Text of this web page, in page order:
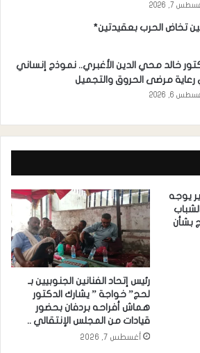
7, 2026
حين تخاض الحرب بعقيدتين*
خالد محي الدين الأغبري.. نموذج إنساني
مرضى الحروق والتجميل
6, 2026
يوجه
بشأن
رئيس إتحاد الفنانين الجنوبيين بـ
لحج” خواجة ” يشارك الدكتور
هماش أفراحه بردفان بحضور
قيادات من المجلس الإنتقالي ..
أغسطس 7, 2026